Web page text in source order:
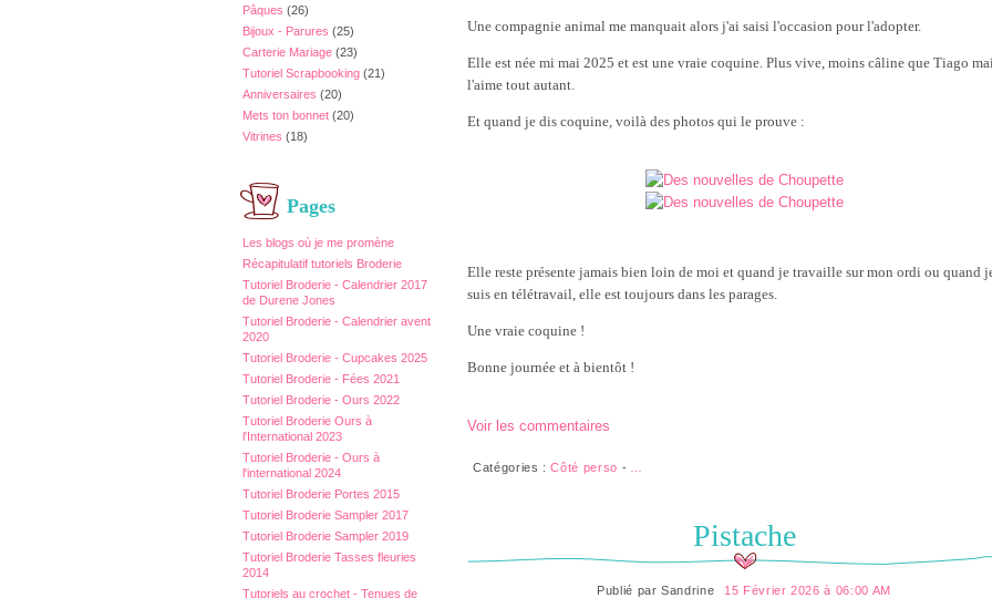
Pâques (26)
Bijoux - Parures (25)
Carterie Mariage (23)
Tutoriel Scrapbooking (21)
Anniversaires (20)
Mets ton bonnet (20)
Vitrines (18)
Pages
Les blogs où je me promène
Récapitulatif tutoriels Broderie
Tutoriel Broderie - Calendrier 2017
de Durene Jones
Tutoriel Broderie - Calendrier avent
2020
Tutoriel Broderie - Cupcakes 2025
Tutoriel Broderie - Fées 2021
Tutoriel Broderie - Ours 2022
Tutoriel Broderie Ours à
l'International 2023
Tutoriel Broderie - Ours à
l'international 2024
Tutoriel Broderie Portes 2015
Tutoriel Broderie Sampler 2017
Tutoriel Broderie Sampler 2019
Tutoriel Broderie Tasses fleuries
2014
Tutoriels au crochet - Tenues de
Une compagnie animal me manquait alors j'ai saisi l'occasion pour l'adopter.
Elle est née mi mai 2025 et est une vraie coquine. Plus vive, moins câline que Tiago
l'aime tout autant.
Et quand je dis coquine, voilà des photos qui le prouve :
Elle reste présente jamais bien loin de moi et quand je travaille sur mon ordi ou quand
suis en télétravail, elle est toujours dans les parages.
Une vraie coquine !
Bonne journée et à bientôt !
Voir les commentaires
Catégories :Côté perso -
Pistache
Publié parSandrine 15 Février 2026 à 06:00 AM